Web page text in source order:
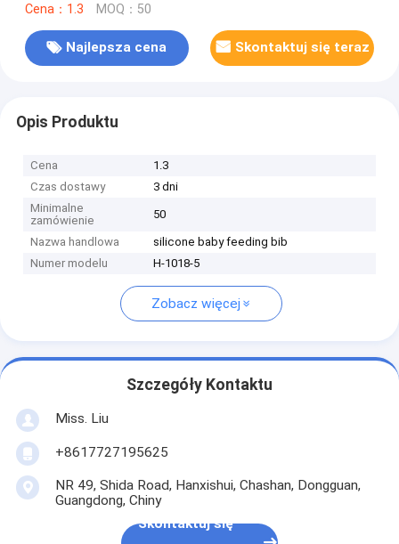
Cena：1.3 MOQ：50
Najlepsza cena Skontaktuj się teraz
Opis Produktu
Cena
1.3
Czas dostawy
3 dni
Minimalne
zamówienie
50
Nazwa handlowa
silicone baby feeding bib
Numer modelu
H-1018-5
Zobacz więcej
Szczegóły Kontaktu
Miss. Liu
+8617727195625
NR 49, Shida Road, Hanxishui, Chashan, Dongguan,
Guangdong, Chiny
Skontaktuj się